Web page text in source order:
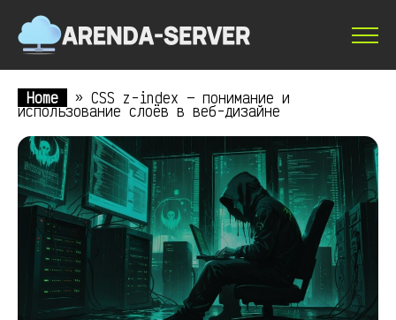
Home » CSS z-index — понимание и
использование слоёв в веб-дизайне